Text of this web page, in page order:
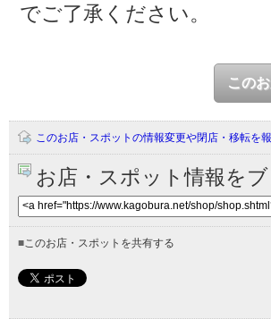
でご了承ください。
この
このお店・スポットの情報変更や閉店・移転を
お店・スポット情報を
■ このお店・スポットを共有する